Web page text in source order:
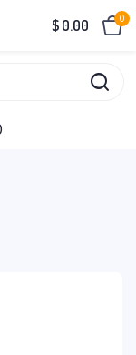
$ 0.00 0